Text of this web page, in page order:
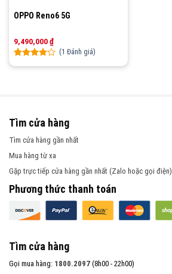
OPPO Reno6 5G
9,490,000₫
Rated
1
rating
(1 Đánh giá)
Tìm cửa hàng
Tìm cửa hàng gần nhất
Mua hàng từ xa
Gặp trực tiếp cửa hàng gần nhất (Zalo hoặc gọi điện)
Phương thức thanh toán
Tìm cửa hàng
Gọi mua hàng: 1800.2097 (8h00 - 22h00)